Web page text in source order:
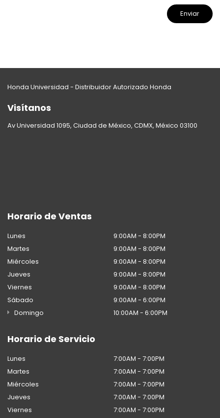
Honda Universidad - Distribuidor Autorizado Honda
Visítanos
Av Universidad 1095, Ciudad de México, CDMX, México 03100
Horario de Ventas
Lunes
9:00AM - 8:00PM
Martes
9:00AM - 8:00PM
Miércoles
9:00AM - 8:00PM
Jueves
9:00AM - 8:00PM
Viernes
9:00AM - 8:00PM
Sábado
9:00AM - 6:00PM
Domingo
10:00AM - 6:00PM
Horario de Servicio
Lunes
7:00AM - 7:00PM
Martes
7:00AM - 7:00PM
Miércoles
7:00AM - 7:00PM
Jueves
7:00AM - 7:00PM
Viernes
7:00AM - 7:00PM